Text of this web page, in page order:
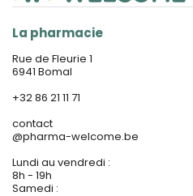
La pharmacie
Rue de Fleurie 1
6941 Bomal
+32 86 21 11 71
contact
@pharma-welcome.be
Lundi au vendredi :
8h - 19h
Samedi :